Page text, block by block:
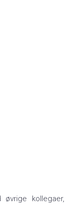
kollegaer,